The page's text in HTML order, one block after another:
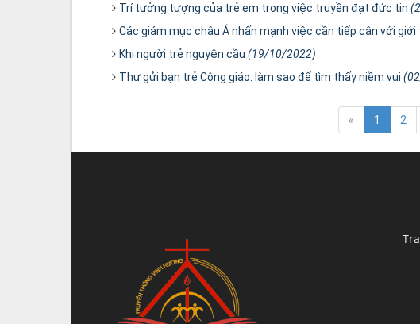
Trí tưởng tượng của trẻ em trong việc truyền đạt đức tin
Các giám mục châu Á nhấn mạnh việc cần tiếp cận với
Khi người trẻ nguyện cầu (19/10/2022)
Thư gửi bạn trẻ Công giáo: làm sao để tìm thấy niềm vui
« 1 2